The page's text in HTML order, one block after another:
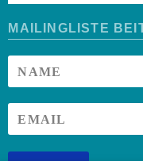
MAILINGLISTE